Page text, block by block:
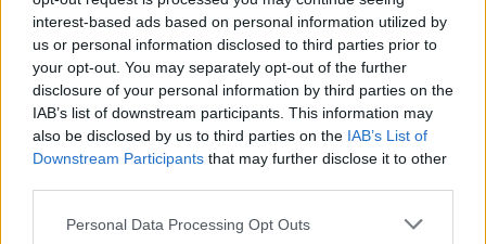
interest-based ads based on personal information utilized by
us or personal information disclosed to third parties prior to
your opt-out. You may separately opt-out of the further
disclosure of your personal information by third parties on the
IAB’s list of downstream participants. This information may
also be disclosed by us to third parties on the IAB’s List of
Downstream Participants that may further disclose it to other
Personal Data Processing Opt Outs
Com esta parceria, a Wayve vai estrear as suas
tecnologias de IA em veículos fabricados em grande
escala, e a sua integração com os sistemas de sensores,
radares e digitalização posicional do sistema promete
“permitir uma condução inteligente adequada a vários
tipos de veículos”.
Fundada em 2017, a Wayve atraiu a atenção dos